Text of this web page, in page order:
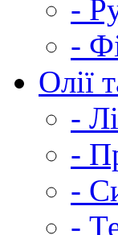
-
-
Олії
-
-
-
-